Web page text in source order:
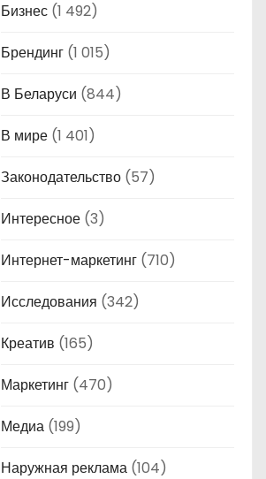
Бизнес (1 492)
Брендинг (1 015)
В Беларуси (844)
В мире (1 401)
Законодательство (57)
Интересное (3)
Интернет-маркетинг (710)
Исследования (342)
Креатив (165)
Маркетинг (470)
Медиа (199)
Наружная реклама (104)